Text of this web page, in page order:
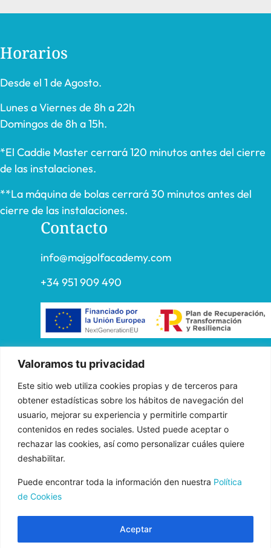
Valoramos tu privacidad
Este sitio web utiliza cookies propias y de terceros para
obtener estadísticas sobre los hábitos de navegación del
usuario, mejorar su experiencia y permitirle compartir
contenidos en redes sociales. Usted puede aceptar o
rechazar las cookies, así como personalizar cuáles quiere
deshabilitar.
Puede encontrar toda la información den nuestra Política
de Cookies
Aceptar
Horarios
Desde el 1 de Agosto.
Lunes a Viernes de 8h a 22h
Domingos de 8h a 15h.
*El Caddie Master cerrará 120 minutos antes del cierre
de las instalaciones.
**La máquina de bolas cerrará 30 minutos antes del
cierre de las instalaciones.
Contacto
info@majgolfacademy.com
+34 951 909 490
«FADE AND DRAW TARGET S.L. ha recibido una ayuda de la
Unión Europea con cargo al Programa Operativo FEDER de
Andalucía 2014-2020, financiada como parte de la respuesta de
la Unión a la pandemia de COVID-19 (REACT-UE), para
compensar el sobrecoste energético de gas natural y/o
electricidad a pymes y autónomos especialmente afectados por el
incremento de los precios del gas natural y la electricidad
provocados por el impacto de la guerra de agresión de Rusia
Aviso Legal Normas de uso